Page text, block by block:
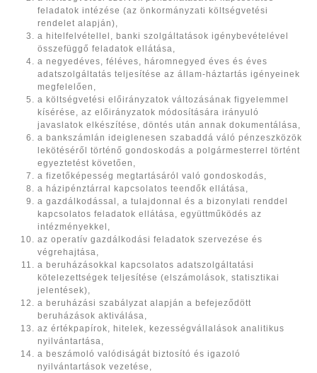
feladatok intézése (az önkormányzati költségvetési
rendelet alapján),
a hitelfelvétellel, banki szolgáltatások igénybevételével
összefüggő feladatok ellátása,
a negyedéves, féléves, háromnegyed éves és éves
adatszolgáltatás teljesítése az állam-háztartás igényeinek
megfelelően,
a költségvetési előirányzatok változásának figyelemmel
kísérése, az előirányzatok módosítására irányuló
javaslatok elkészítése, döntés után annak dokumentálása,
a bankszámlán ideiglenesen szabaddá váló pénzeszközök
lekötéséről történő gondoskodás a polgármesterrel történt
egyeztetést követően,
a fizetőképesség megtartásáról való gondoskodás,
a házipénztárral kapcsolatos teendők ellátása,
a gazdálkodással, a tulajdonnal és a bizonylati renddel
kapcsolatos feladatok ellátása, együttműködés az
intézményekkel,
az operatív gazdálkodási feladatok szervezése és
végrehajtása,
a beruházásokkal kapcsolatos adatszolgáltatási
kötelezettségek teljesítése (elszámolások, statisztikai
jelentések),
a beruházási szabályzat alapján a befejeződött
beruházások aktiválása,
az értékpapírok, hitelek, kezességvállalások analitikus
nyilvántartása,
a beszámoló valódiságát biztosító és igazoló
nyilvántartások vezetése,